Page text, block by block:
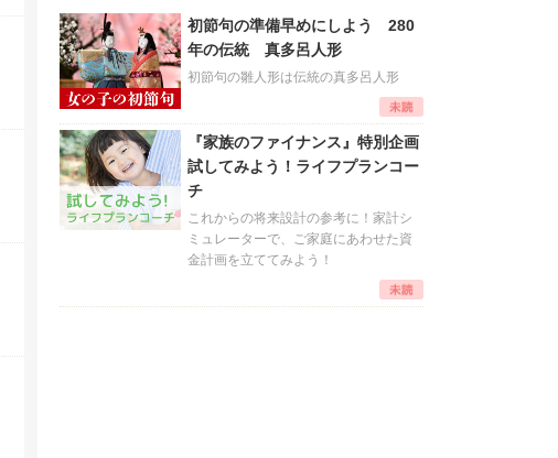
初節句の準備早めにしよう 280
年の伝統 真多呂人形
初節句の雛人形は伝統の真多呂人形
『家族のファイナンス』特別企画
試してみよう！ライフプランコー
チ
これからの将来設計の参考に！家計シ
ミュレーターで、ご家庭にあわせた資
金計画を立ててみよう！